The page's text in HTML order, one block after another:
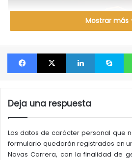
Las placas base X299, que
procesadores HEDT Skylake-X
Mostrar más
Facebook X LinkedIn Skype
Deja una respuesta
Los datos de carácter personal que
formulario quedarán registrados en
Navas Carrera, con la finalidad de